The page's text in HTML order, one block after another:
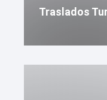
Traslados